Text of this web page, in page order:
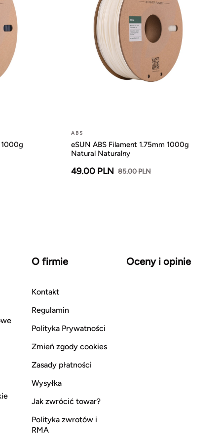
1000g
ABS
eSUN ABS Filament 1.75mm 1000g
Natural Naturalny
49.00 PLN 85.00 PLN
O firmie
Kontakt
Regulamin
Polityka Prywatności
Zmień zgody cookies
Zasady płatności
Wysyłka
Jak zwrócić towar?
Polityka zwrotów i
RMA
Oceny i opinie